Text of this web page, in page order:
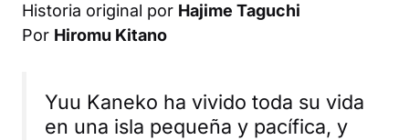
Historia original por Hajime Taguchi
Por Hiromu Kitano
Yuu Kaneko ha vivido toda su vida
en una isla pequeña y pacífica, y